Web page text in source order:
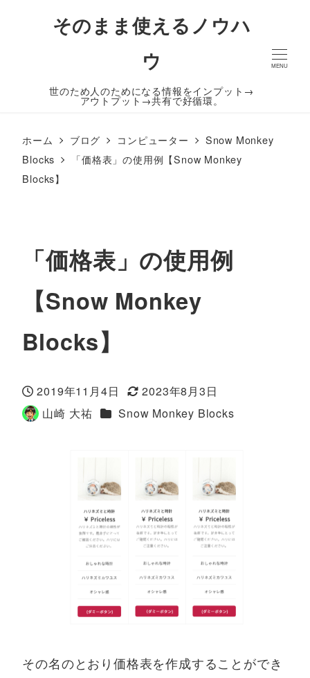
そのまま使えるノウハ
ウ
世のため人のためになる情報をインプット→
アウトプット→共有で好循環。
MENU
ホーム ブログ コンピューター
Snow Monkey
Blocks
「価格表」の使用例【Snow Monkey
Blocks】
「価格表」の使用例
【Snow Monkey
Blocks】
投稿日
2019年11月4日
更新日
2023年8月3日
著
山崎 大祐 カテゴリー
Snow Monkey Blocks
その名のとおり価格表を作成することができ